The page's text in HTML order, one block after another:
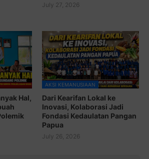
July 27, 2026
Hal,
AKSI KEMANUSIAAN
Dari Kearifan Lokal ke
Inovasi, Kolaborasi Jadi
Fondasi Kedaulatan Pangan
Papua
July 26, 2026